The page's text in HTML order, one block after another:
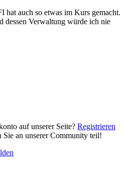
hat auch so etwas im Kurs gemacht.
dessen Verwaltung würde ich nie
auf unserer Seite? Registrieren
Sie an unserer Community teil!